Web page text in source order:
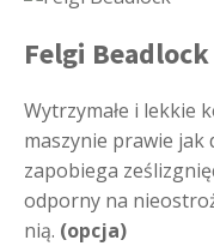
Felgi Beadlock
Wytrzymałe i lekkie
maszynie prawie jak
zapobiega
odporny na
nią. (opcja)